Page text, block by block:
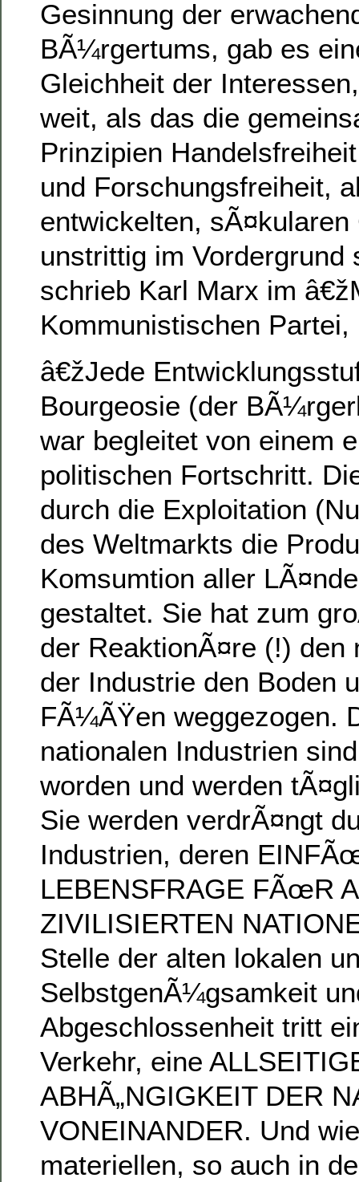
Gesinnung der
BÃ¼rgertums, gab es
Gleichheit der
weit, als das die
Prinzipien
und Forschungsfreiheit,
entwickelten,
unstrittig im Vordergrund
schrieb Karl Marx im
Kommunistischen Partei,
â€žJede
Bourgeosie (der
war begleitet von einem
politischen Fortschritt.
durch die Exploitation
des Weltmarkts die
Komsumtion aller
gestaltet. Sie hat zum
der ReaktionÃ¤re (!) den
der Industrie den Boden
FÃ¼ÃŸen weggezogen.
nationalen Industrien
worden und werden
Sie werden verdrÃ¤ngt
Industrien, deren
LEBENSFRAGE FÃœR
ZIVILISIERTEN
Stelle der alten lokalen
SelbstgenÃ¼gsamkeit
Abgeschlossenheit tritt
Verkehr, eine
ABHÃ„NGIGKEIT DER
VONEINANDER. Und
materiellen, so auch in